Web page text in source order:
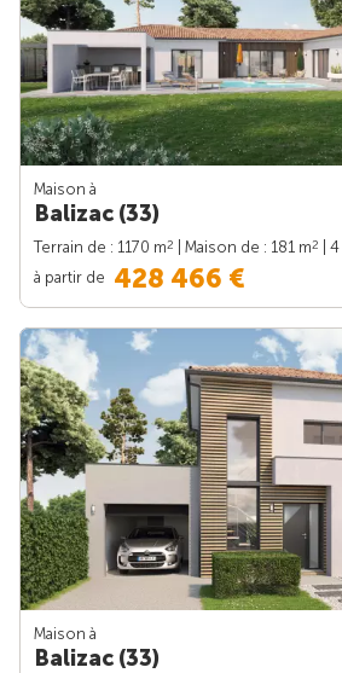
Maison à
Balizac (33)
Terrain de : 1170 m2 | Maison de : 181 m2
|
à partir de 428 466 €
Maison à
Balizac (33)